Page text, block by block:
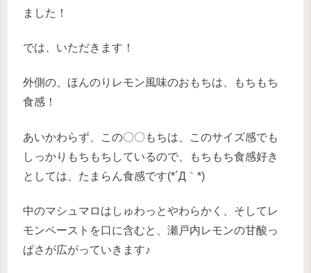
ました！
では、いただきます！
外側の、ほんのりレモン風味のおもちは、もちもち
食感！
あいかわらず、この〇〇もちは、このサイズ感でも
しっかりもちもちしているので、もちもち食感好き
としては、たまらん食感です(*´Д｀*)
中のマシュマロはしゅわっとやわらかく、そしてレ
モンペーストを口に含むと、瀬戸内レモンの甘酸っ
ぱさが広がっていきます♪